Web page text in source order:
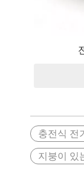
충전식 전
지붕이 있